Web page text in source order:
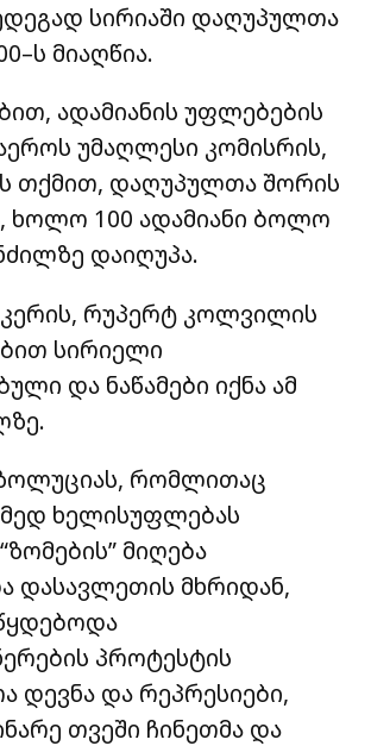
სირიაში დაღუპულთა
მიაღწია.
ადამიანის უფლებების
უმაღლესი კომისრის,
თქმით, დაღუპულთა შორის
ხოლო 100 ადამიანი ბოლო
დაიღუპა.
რუპერტ კოლვილის
სირიელი
და ნაწამები იქნა ამ
რომლითაც
ხელისუფლებას
მიღება
დასავლეთის მხრიდან,
პროტესტის
დევნა და რეპრესიები,
თვეში ჩინეთმა და